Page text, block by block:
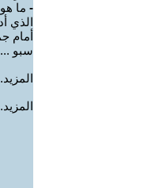
- ما
الذي
أمام
سبو ...